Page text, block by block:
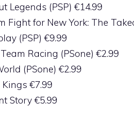
Legends (PSP) €14.99
Fight for New York: The
(PSP) €9.99
Racing (PSone) €2.99
(PSone) €2.99
€7.99
Story €5.99